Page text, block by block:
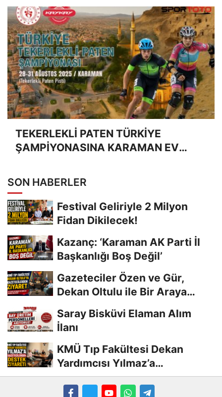
TEKERLEKLİ PATEN TÜRKİYE
ŞAMPİYONASINA KARAMAN EV
SON HABERLER
Festival Geliriyle 2 Milyon
Fidan Dikilecek!
Kazanç: ‘Karaman AK Parti İl
Başkanlığı Boş Değil’
Gazeteciler Özen ve Gür,
Dekan Oltulu ile Bir Araya
Saray Bisküvi Elaman Alım
İlanı
KMÜ Tıp Fakültesi Dekan
Yardımcısı Yılmaz’a
Gazetecilerden Destek...